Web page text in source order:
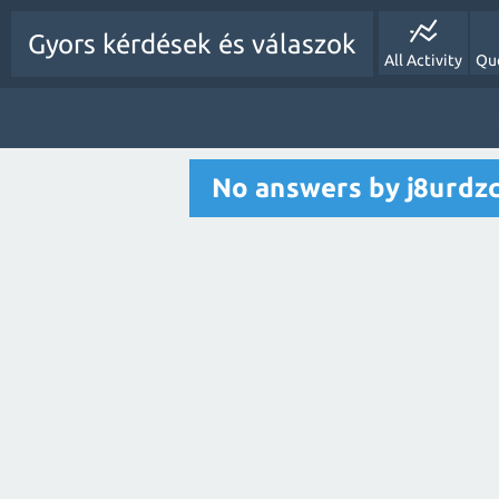
Gyors kérdések és válaszok
All Activity
No answers by